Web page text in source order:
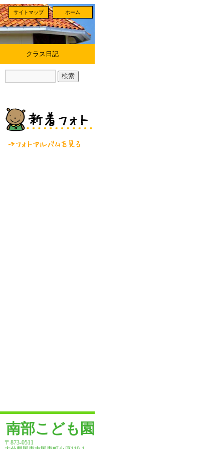
ホーム
サイトマップ
クラス日記
南部こども園
〒873-0511